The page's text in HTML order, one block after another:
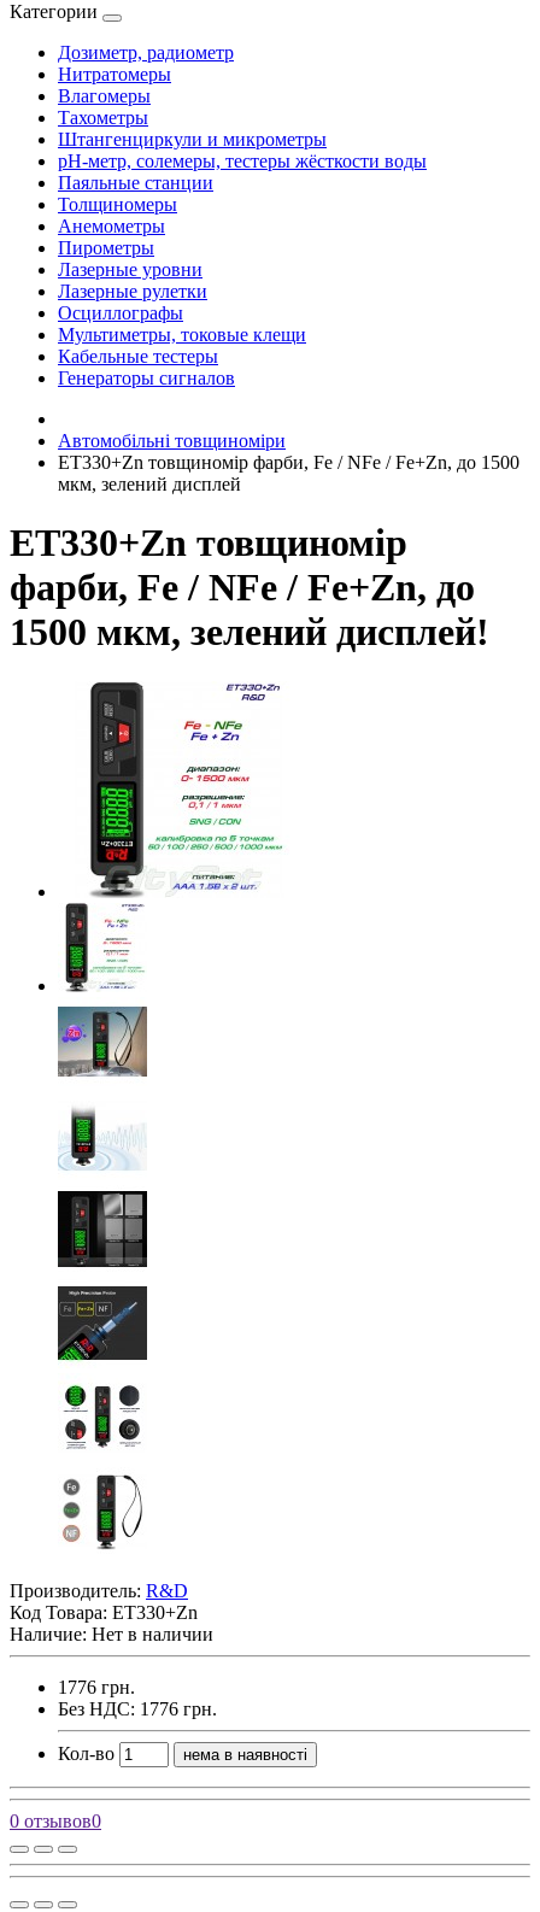
Категории
Дозиметр, радиометр
Нитратомеры
Влагомеры
Тахометры
Штангенциркули и микрометры
pH-метр, солемеры, тестеры жёсткости воды
Паяльные станции
Толщиномеры
Анемометры
Пирометры
Лазерные уровни
Лазерные рулетки
Осциллографы
Мультиметры, токовые клещи
Кабельные тестеры
Генераторы сигналов
Автомобільні товщиноміри
ET330+Zn товщиномір фарби, Fe / NFe / Fe+Zn, до 1500
мкм, зелений дисплей
ET330+Zn товщиномір
фарби, Fe / NFe / Fe+Zn, до
1500 мкм, зелений дисплей!
Производитель: R&D
Код Товара: ET330+Zn
Наличие: Нет в наличии
1776 грн.
Без НДС: 1776 грн.
Кол-во нема в наявності
0 отзывов0